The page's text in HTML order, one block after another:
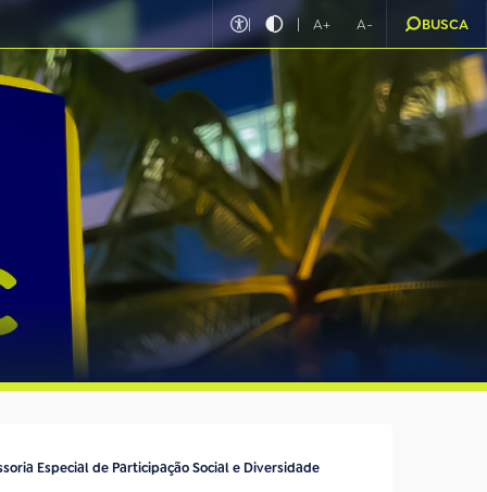
| | A+ A- BUSCA
Especial de Participação Social e Diversidade